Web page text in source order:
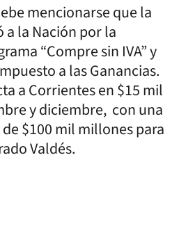
mencionarse que la
la Nación por la
“Compre sin IVA” y
a las Ganancias.
a Corrientes en $15 mil
y diciembre, con una
$100 mil millones para
Valdés.